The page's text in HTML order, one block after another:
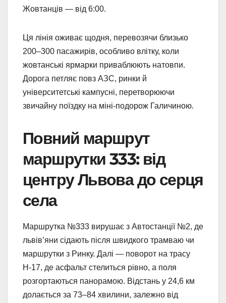
Жовтанців — від 6:00.
Ця лінія оживає щодня, перевозячи близько
200–300 пасажирів, особливо влітку, коли
жовтанські ярмарки приваблюють натовпи.
Дорога петляє повз АЗС, ринки й
університетські кампусні, перетворюючи
звичайну поїздку на міні-подорож Галичиною.
Повний маршрут
маршрутки 333: від
центру Львова до серця
села
Маршрутка №333 вирушає з Автостанції №2, де
львів’яни сідають після швидкого трамваю чи
маршрутки з Ринку. Далі — поворот на трасу
Н-17, де асфальт стелиться рівно, а поля
розгортаються панорамою. Відстань у 24,6 км
долається за 73–84 хвилини, залежно від